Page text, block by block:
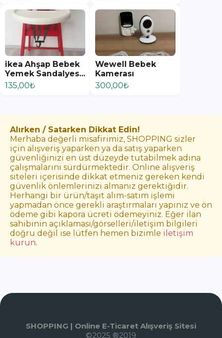
ikea Ahşap Bebek
Yemek Sandalyes...
135,00₺
Wewell Bebek
Kamerası
300,00₺
Alırken / Satarken Dikkat Edin!
Merhaba değerli misafirimiz, SHOPPING sizler
için alışveriş yaparken ya da satış yaparken
güvenliğinizi en üst düzeyde tutabilmek adına
çalışmalarını sürdürmektedir. Online alışveriş
siteleri içerisinde dikkat etmeniz gereken kendi
güvenlik önlemlerinizi almanız gerektiğidir.
Herhangi bir ürün/taşıt alım-satım işlemi
yapmadan önce gerekli araştırmaları yapınız ve ön
ödeme gibi kapora ücreti ödemeyiniz. Eğer ilan
sahibinin açıklaması/görselleri/iletişim bilgileri
doğru değil ise lütfen hemen bizimle iletişim
kurun.
SHOPPING | Online E-Ticaret Alışveriş Sitesi
©2025 ®2019